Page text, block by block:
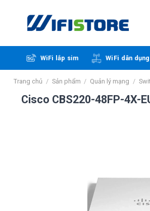
WiFi lắp sim WiFi dân dụng
Trang chủ / Sản phẩm / Quản lý mạng /
Cisco CBS220-48FP-4X-